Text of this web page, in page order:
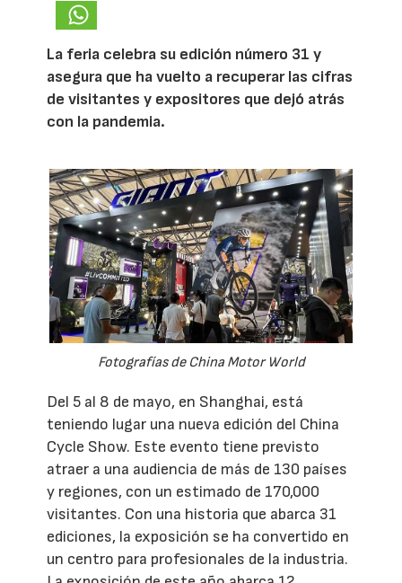
La feria celebra su edición número 31 y
asegura que ha vuelto a recuperar las cifras
de visitantes y expositores que dejó atrás
con la pandemia.
Fotografías de China Motor World
Del 5 al 8 de mayo, en Shanghai, está
teniendo lugar una nueva edición del China
Cycle Show. Este evento tiene previsto
atraer a una audiencia de más de 130 países
y regiones, con un estimado de 170,000
visitantes. Con una historia que abarca 31
ediciones, la exposición se ha convertido en
un centro para profesionales de la industria.